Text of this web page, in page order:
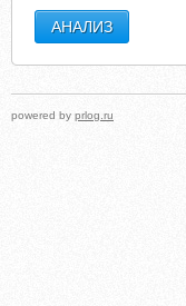
powered by prlog.ru